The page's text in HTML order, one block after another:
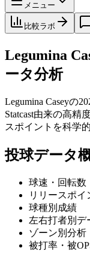
メニュー
比較ラボ
Legumina
ータ分析
Legumina Caseyの
Statcast由来の高精
スポイントを科学
投球データ
球速・回転数
リリースポイ
球種別成績
左右打者別デ
ゾーン別分析
被打率・被